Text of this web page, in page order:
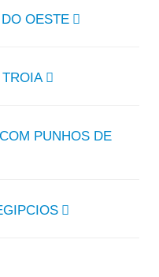
OESTE
PUNHOS DE